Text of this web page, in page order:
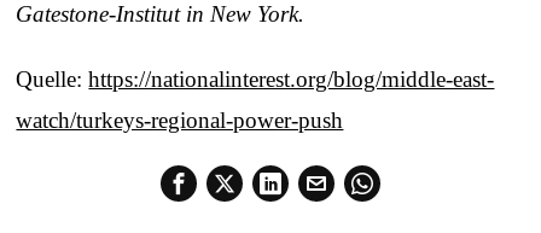
Gatestone‑Institut in New York.
Quelle:https://nationalinterest.org/blog/middle-east-
watch/turkeys-regional-power-push